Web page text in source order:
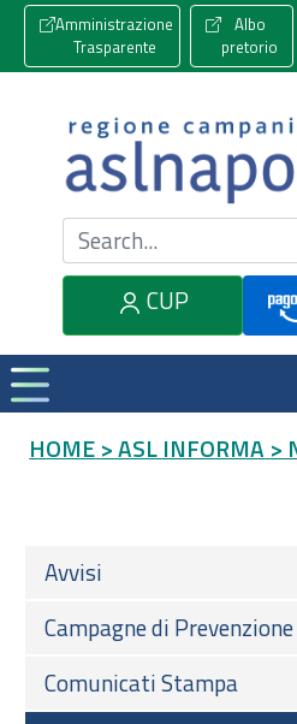
Amministrazione
Trasparente
Albo
pretorio
Cerca nel sito
CUP
HOME > ASL INFORMA >
Avvisi
Campagne di Prevenzione
Comunicati Stampa